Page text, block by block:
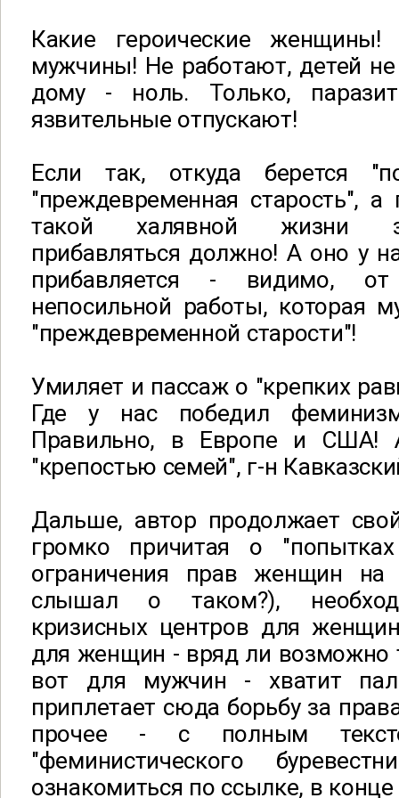
Какие героические
мужчины! Не работают, детей
дому - ноль. Только,
язвительные отпускают!
Если так, откуда берется
"преждевременная старость", а
такой халявной жизни
прибавляться должно! А оно у
прибавляется - видимо,
непосильной работы, которая
"преждевременной старости"!
Умиляет и пассаж о "крепких
Где у нас победил
Правильно, в Европе и США!
"крепостью семей", г-н
Дальше, автор продолжает
громко причитая о "попытках
ограничения прав женщин на
слышал о таком?),
кризисных центров для
для женщин - вряд ли возможно
вот для мужчин - хватит
приплетает сюда борьбу за
прочее - с полным
"феминистического
ознакомиться по ссылке, в конце